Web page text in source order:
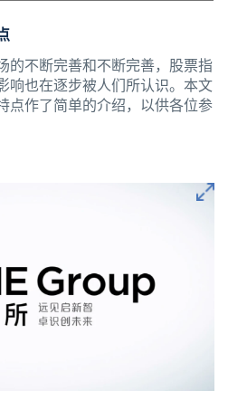
的不断完善和不断完善，股票指
响也在逐步被人们所认识。本文
点作了简单的介绍，以供各位参